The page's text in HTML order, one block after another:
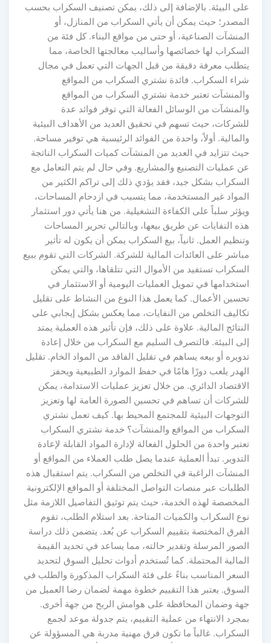
على البيئة. بالإضافة إلى ذلك، يمكن تصنيف السكراب بحسب
المصدر؛ حيث يمكن أن يأتي السكراب من المنازل، أو
المنشآت الصناعية، أو حتى من مواقع البناء. كل فئة من
السكراب لها خصائصها وأساليب معالجتها الخاصة، مما
يتطلب معرفة دقيقة من قبل الجهات التي تعمل في مجال
شراء السكراب. فائدة نشتري السكراب من المواقع
والمنشآت تعتبر خدمة نشتري السكراب من المواقع
والمنشآت من الوسائل الفعالة التي توفر فوائد عدة
للشركات، حيث تسهم في تحقيق العديد من الأهداف البيئية
والمالية. أولاً، واحدة من الفوائد الرئيسية هي توفير مساحة.
حيث تتزايد في العديد من المنشآت كميات السكراب الناتجة
عن عمليات التصنيع والمشاريع. وفي حال لم يتم التعامل مع
السكراب بشكل جيد، فقد يؤدي ذلك إلى تراكم الكثير من
المواد غير المستخدمة، مما يتسبب في ازدحام المساحات،
ويؤثر سلباً على الكفاءة التشغيلية. من هنا يأتي دور استثمار
هذه النفايات عن طريق بيعها، وبالتالي تحرير المساحات
وتنظيم العمل. ثانياً، بيع السكراب يمكن أن يكون له تأثير
مباشر على العائدات المالية للشركة. الشركات التي تقوم ببيع
السكراب تستفيد من الأموال التي تتلقاها، والتي يمكن
استخدامها في تمويل العمليات اليومية أو الاستثمار في
تحسين الأعمال. كما يعمل هذا النوع من النشاط على تقليل
تكاليف التخلص من النفايات، مما يعكس بشكل إيجابي على
النتائج المالية. علاوة على ذلك، فإن تأثير هذه العملية يمتد
إلى البيئة. فالتصرف السليم مع السكراب من خلال إعادة
تدويره أو بيعه يساهم في تقليل الفاقد من المواد الخام. تقليل
الهدر يلعب دورًا هامًا في حفظ الموارد الطبيعية ويحفز
الاقتصاد الدائري. من خلال تعزيز عمليات الاستدامة، يمكن
للشركات أن تساهم في تحسين الصورة العامة لها وتعزيز
التوجهات البيئية للمجتمع المحيط بها. كيف تعمل نشتري
السكراب من المواقع والمنشآت؟ خدمة نشتري السكراب
تعتبر واحدة من الحلول الفعالة لإدارة المواد القابلة لإعادة
التدوير. تبدأ العملية عندما يصل طلب العملاء من المواقع أو
المنشآت الراغبة في التخلص من السكراب. يتم استقبال هذه
الطلبات عبر منصات التواصل المختلفة أو المواقع الإلكترونية
المخصصة لهذه الخدمة، حيث يتم توثيق التفاصيل اللازمة مثل
نوع السكراب والكميات المتاحة. بعد استلام الطلب، تقوم
الفرق المختصة بتقييم السكراب عن بُعد. يتضمن ذلك دراسة
الصور المرسلة وتقدير حالته، مما يساعد في تحديد القيمة
المالية المحتملة. كما تُستخدم أدوات تحليل السوق لتحديد
السعر المناسب بناءً على فئة السكراب المذكورة والطلب في
السوق. يعتبر هذا التقييم خطوة مهمة لضمان رضا العميل من
جهة وضمان المحافظة على هوامش الربح من جهة أخرى.
بمجرد الانتهاء من عملية التقييم، يتم جدولة موعد لجمع
السكراب. غالباً ما تكون فرق مهنية مدربة هي المسؤولة عن